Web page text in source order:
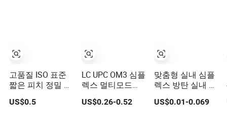
고품질 ISO 표준
짧은 피치 정밀 단
일 하드웨어 오토
바이 산업 롤러 체
US$0.5
LC UPC OM3 심플
렉스 멀티모드
50/125μm 광섬
유 피그테일 타이
US$0.26-0.52
맞춤형 실내 심플
렉스 방탄 실내 다
중 코어 섬유 광케
이블
US$0.01-0.069